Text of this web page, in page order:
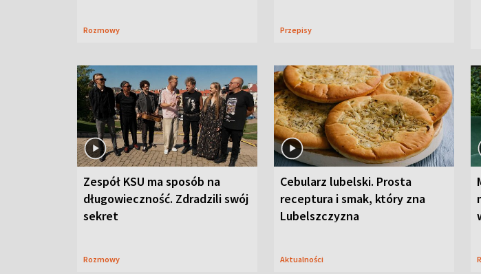
Rozmowy Przepisy
Zespół KSU ma sposób na
długowieczność. Zdradzili swój
sekret
Rozmowy
Cebularz lubelski. Prosta
receptura i smak, który zna
Lubelszczyzna
Aktualności